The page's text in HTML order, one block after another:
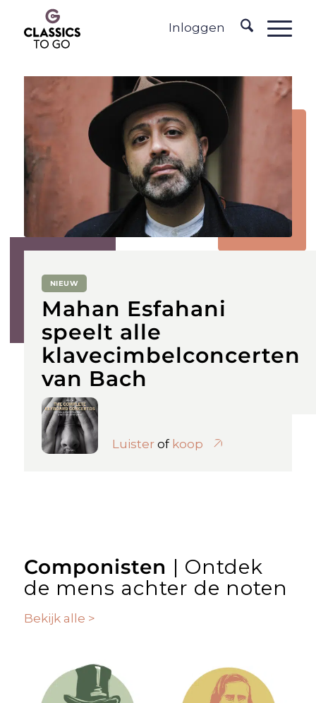
Inloggen
NIEUW
Mahan Esfahani
speelt alle
klavecimbelconcerten
van Bach
Luisterof koop
Componisten | Ontdek
de mens achter de noten
Bekijk alle >